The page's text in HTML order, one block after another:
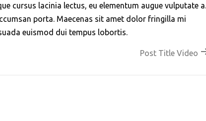
cursus lacinia lectus, eu elementum augue vulputate a.
porta. Maecenas sit amet dolor fringilla mi
euismod dui tempus lobortis.
Post Title Video